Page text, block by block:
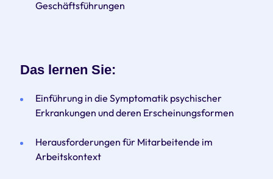
Geschäftsführungen
Das lernen Sie:
Einführung in die Symptomatik psychischer
Erkrankungen und deren Erscheinungsformen
Herausforderungen für Mitarbeitende im
Arbeitskontext